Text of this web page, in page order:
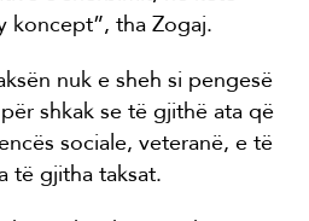
koncept”, tha Zogaj.
nuk e sheh si pengesë
shkak se të gjithë ata që
sociale, veteranë, e të
të gjitha taksat.